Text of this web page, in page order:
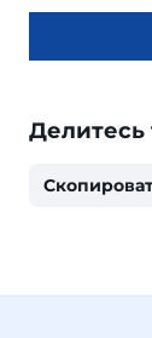
Делитесь